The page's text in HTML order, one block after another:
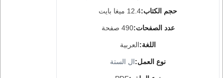
حجم الكتاب:12.4 ميغا بايت
عدد الصفحات:490 صفحة
اللغة:العربية
نوع العمل:ال الستة